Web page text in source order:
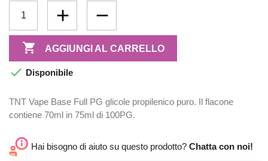
 AGGIUNGI AL CARRELLO
 Disponibile
TNT Vape Base Full PG glicole propilenico puro. Il flacone
contiene 70ml in 75ml di 100PG.
Hai bisogno di aiuto su questo prodotto? Chatta con noi!